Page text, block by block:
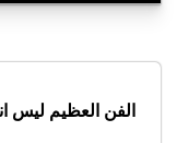
الفن العظيم ليس